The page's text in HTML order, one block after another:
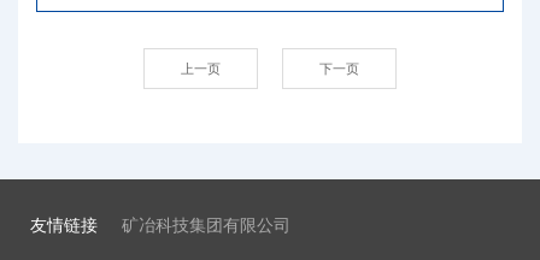
上一页 下一页
友情链接 矿冶科技集团有限公司